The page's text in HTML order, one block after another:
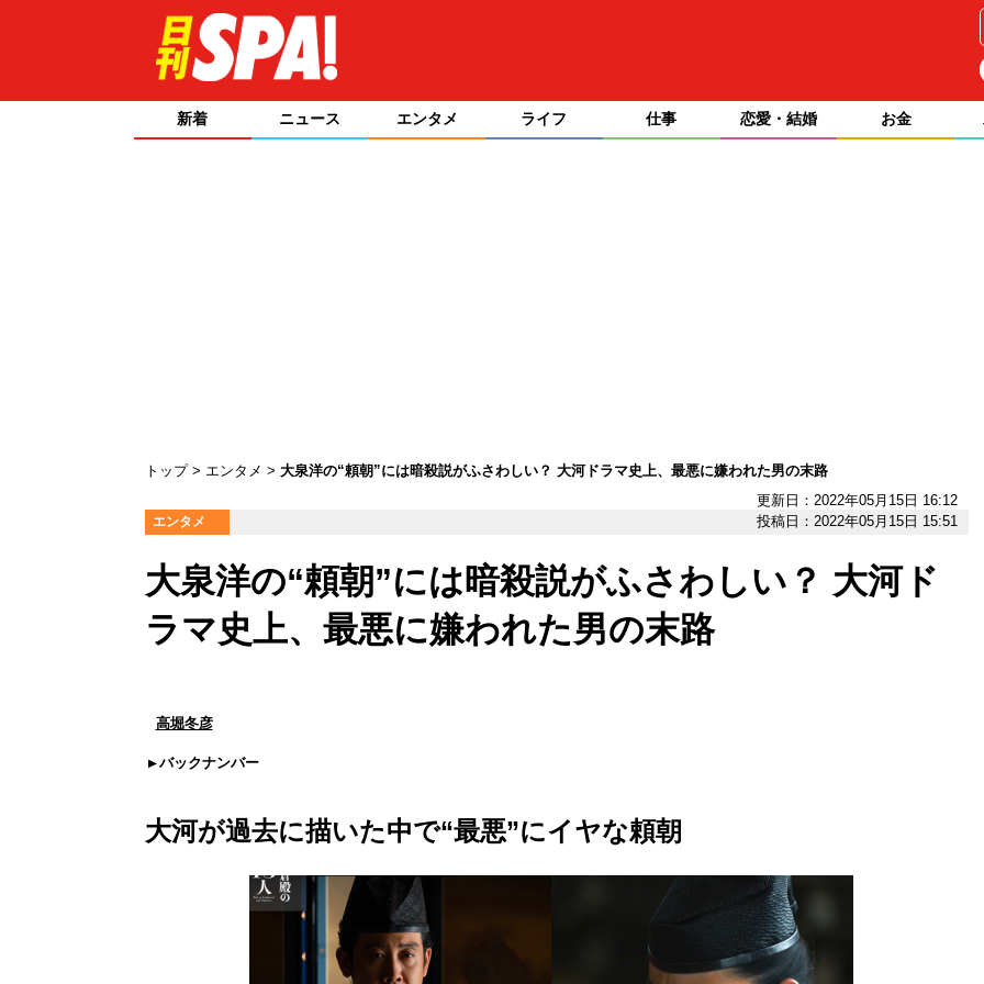
新着 ニュース エンタメ ライフ 仕事 恋愛・結婚 お金
トップ エンタメ
大泉洋の“頼朝”には暗殺説がふさわしい？ 大河ドラマ史上、最悪に嫌われた男の末路
更新日：2022年05月15日 16:12
エンタメ 投稿日：2022年05月15日 15:51
大泉洋の“頼朝”には暗殺説がふさわしい？ 大河ド
ラマ史上、最悪に嫌われた男の末路
高堀冬彦
バックナンバー
大河が過去に描いた中で“最悪”にイヤな頼朝